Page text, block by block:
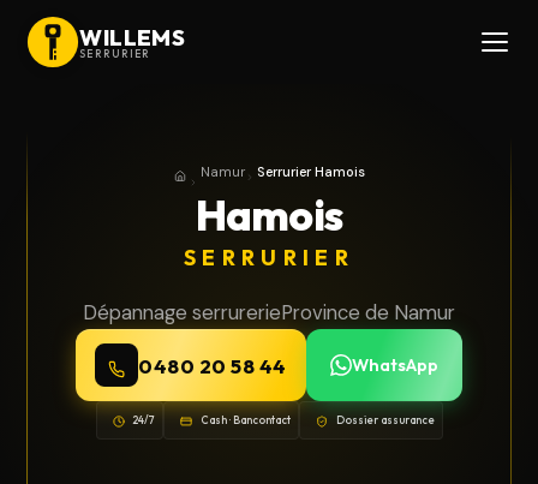
WILLEMS
SERRURIER
AccueilProvince de Namur
Namur Serrurier Hamois
Hamois
SERRURIER
Dépannage serrurerieProvince de Namur
0480 20 58 44 WhatsApp
24/7 Cash · Bancontact Dossier assurance